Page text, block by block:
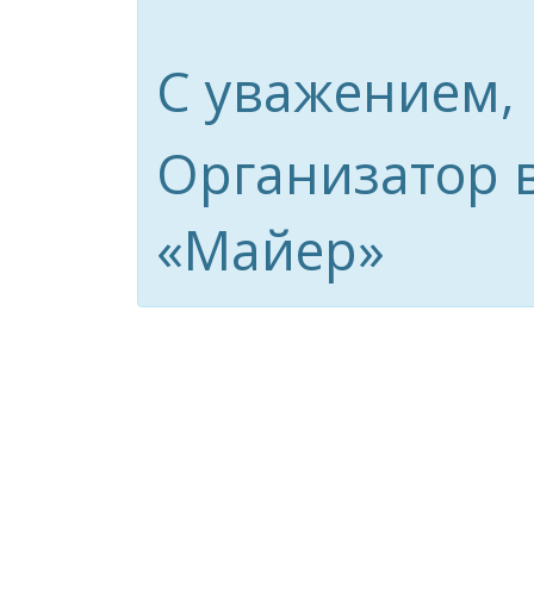
С уважением,
Организатор
«Майер»